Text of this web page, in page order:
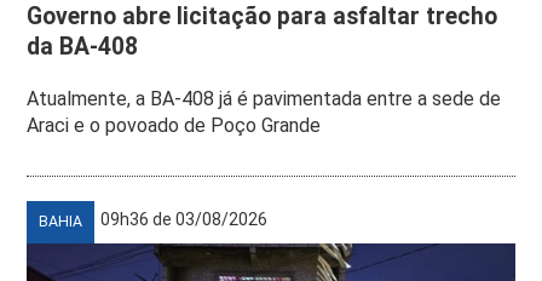
Governo abre licitação para asfaltar trecho
da BA-408
Atualmente, a BA-408 já é pavimentada entre a sede de
Araci e o povoado de Poço Grande
BAHIA 09h36 de 03/08/2026